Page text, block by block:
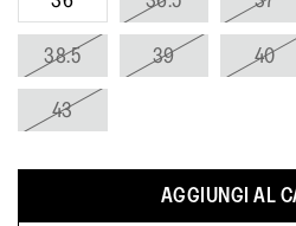
38.5 39 40
43
AGGIUNGI AL